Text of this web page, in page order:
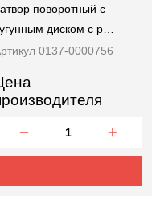
поворотный с
диском с р…
0137-0000756